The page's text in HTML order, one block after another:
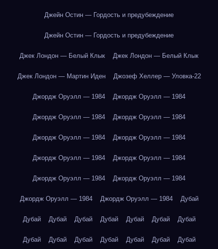
Джейн Остин — Гордость и предубеждение
Джейн Остин — Гордость и предубеждение
Джек Лондон — Белый Клык Джек Лондон — Белый Клык
Джек Лондон — Мартин Иден Джозеф Хеллер — Уловка-22
Джордж Оруэлл — 1984 Джордж Оруэлл — 1984
Джордж Оруэлл — 1984 Джордж Оруэлл — 1984
Джордж Оруэлл — 1984 Джордж Оруэлл — 1984
Джордж Оруэлл — 1984 Джордж Оруэлл — 1984
Джордж Оруэлл — 1984 Джордж Оруэлл — 1984
Джордж Оруэлл — 1984 Джордж Оруэлл — 1984 Дубай
Дубай Дубай Дубай Дубай Дубай Дубай Дубай
Дубай Дубай Дубай Дубай Дубай Дубай Дубай